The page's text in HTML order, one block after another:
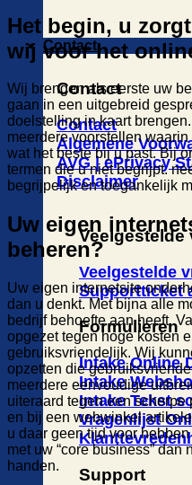
Contact
Contact
Contact
Algemene
AVG | ePrivacy
Disclaimer
Veelgestelde
Veelgestelde
Supportticket
Formulieren
Intake Online
Intake
Intake Tekst
Vragenlijst
Support
Het begin, u
wij voor het
Wij brengen als eerste uw
gaan in een uitgebreid
doelstelling in kaart
meerdere voorstellen
wat het beste bij u past. Bij
termen die u niet begrijpt.
begrijpelijk en toegankelijk
Uw eigen
beheren?
Uw eigen internetsite
dan u denkt. Met bijna alle
bedrijf behoefte aan heeft.
opgezet tegen hoge kosten
gebruiksvriendelijk. Wij
opzetten die
meerdere eenvoudige
uiteraard tegen een scherpe
en bij een webwinkel
u daar geen tijd voor
met uw “core business”
handen.